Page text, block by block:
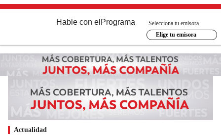
Hable con el Programa
Selecciona tu emisora
Elige tu emisora
Actualidad